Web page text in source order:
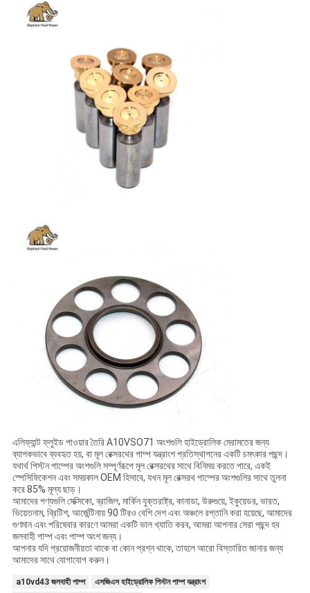
এলিফ্যান্ট ফ্লুইড পাওয়ার তৈরি A10VSO71 অংশগুলি হাইড্রোলিক মেরামতের জন্য
ব্যাপকভাবে ব্যবহৃত হয়, বা মূল রেক্সরথের পাম্প যন্ত্রাংশ প্রতিস্থাপনের একটি চমৎকার পছন্দ।
যথার্থ পিস্টন পাম্পের অংশগুলি সম্পূর্ণরূপে মূল রেক্সরথের সাথে বিনিময় করতে পারে, একই
স্পেসিফিকেশন এবং সময়কাল OEM হিসাবে, যখন মূল রেক্সরথ পাম্পের অংশগুলির সাথে তুলনা
করে 85% মূল্য ছাড়।
আমাদের পণ্যগুলি মেক্সিকো, ব্রাজিল, মার্কিন যুক্তরাষ্ট্র, কানাডা, উরুগুয়ে, ইকুয়েডর, ভারত,
ভিয়েতনাম, ব্রিটিশ, আর্জেন্টিনায় 90 টিরও বেশি দেশ এবং অঞ্চলে রপ্তানি করা হয়েছে, আমাদের
গুণমান এবং পরিষেবার কারণে আমরা একটি ভাল খ্যাতি করব, আমরা আপনার সেরা পছন্দ হব
জলবাহী পাম্প এবং পাম্প অংশ জন্য।
আপনার যদি প্রয়োজনীয়তা থাকে বা কোন প্রশ্ন থাকে, তাহলে আরো বিস্তারিত জানার জন্য
আমাদের সাথে যোগাযোগ করুন।
a10vd43 জলবাহী পাম্প
এসজিএস হাইড্রোলিক পিস্টন পাম্প যন্ত্রাংশ